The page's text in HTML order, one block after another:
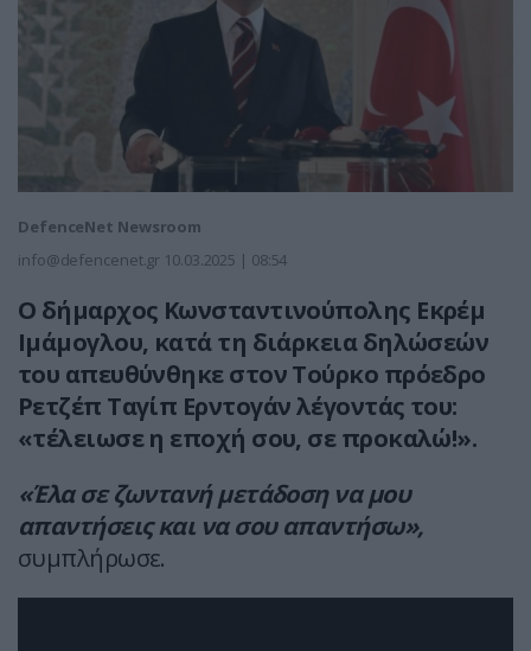
DefenceNet Newsroom
info@defencenet.gr 10.03.2025 | 08:54
Ο δήμαρχος Κωνσταντινούπολης Εκρέμ
Ιμάμογλου, κατά τη διάρκεια δηλώσεών
του απευθύνθηκε στον Τούρκο πρόεδρο
Ρετζέπ Ταγίπ Ερντογάν λέγοντάς του:
«τέλειωσε η εποχή σου, σε προκαλώ!».
«Έλα σε ζωντανή μετάδοση να μου
απαντήσεις και να σου απαντήσω»,
συμπλήρωσε.